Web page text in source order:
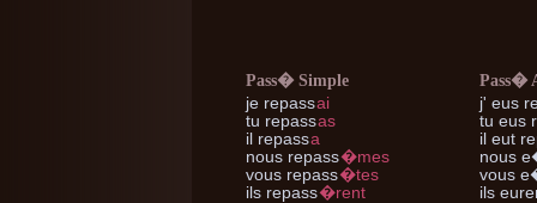
Pass� Simple
je repassai
tu repassas
il repassa
nous repass�mes
vous repass�tes
ils repass�rent
Pass�
j' eus
tu eus
il eut
nous
vous
ils